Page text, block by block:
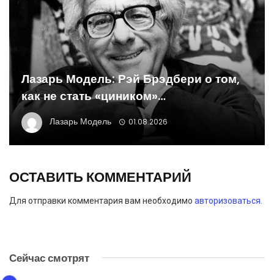
Лазарь Модель: Рэй Брэдбери о том,
как не стать «циником»…
Лазарь Модель 01.08.2026
ОСТАВИТЬ КОММЕНТАРИЙ
Для отправки комментария вам необходимо авторизоваться
Сейчас смотрят